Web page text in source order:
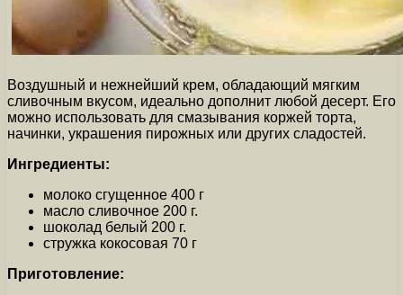
Воздушный и нежнейший крем, обладающий мягким
сливочным вкусом, идеально дополнит любой десерт. Его
можно использовать для смазывания коржей торта,
начинки, украшения пирожных или других сладостей.
Ингредиенты:
молоко сгущенное 400 г
масло сливочное 200 г.
шоколад белый 200 г.
стружка кокосовая 70 г
Приготовление: